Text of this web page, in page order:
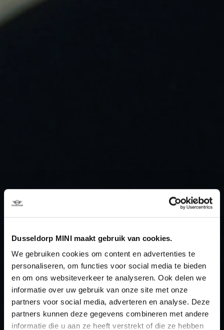
Dusseldorp MINI maakt gebruik van cookies.
We gebruiken cookies om content en advertenties te
personaliseren, om functies voor social media te bieden
en om ons websiteverkeer te analyseren. Ook delen we
informatie over uw gebruik van onze site met onze
partners voor social media, adverteren en analyse. Deze
partners kunnen deze gegevens combineren met andere
informatie die u aan ze heeft verstrekt of die ze hebben